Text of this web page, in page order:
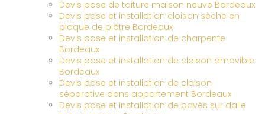
Devis pose de toiture maison neuve Bordeaux
Devis pose et installation cloison sèche en
plaque de plâtre Bordeaux
Devis pose et installation de charpente
Bordeaux
Devis pose et installation de cloison amovible
Bordeaux
Devis pose et installation de cloison
séparative dans appartement Bordeaux
Devis pose et installation de pavés sur dalle